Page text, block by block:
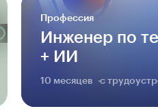
Профессия
Инженер по
+ ИИ
10 месяцев с